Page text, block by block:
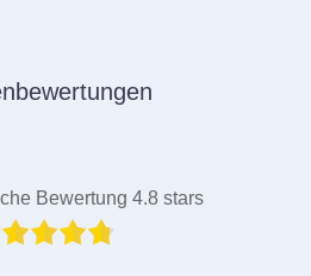
Bewertung 4.8 stars